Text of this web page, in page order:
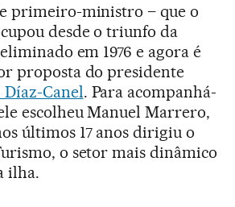
primeiro-ministro – que o
desde o triunfo da
em 1976 e agora é
proposta do presidente
Canel. Para acompanhá-
escolheu Manuel Marrero,
últimos 17 anos dirigiu o
o setor mais dinâmico
ilha.